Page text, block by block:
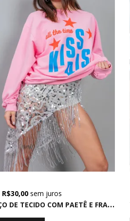
S
AIA LENÇO DE TECIDO COM PAETÊ E FRANJAS PRATA
R$ 30,00 sem juros